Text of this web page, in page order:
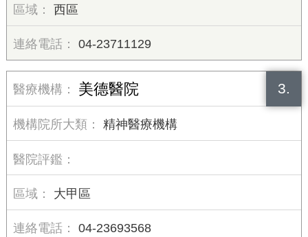
西區
04-23711129
3.
美德醫院
精神醫療機構
大甲區
04-23693568